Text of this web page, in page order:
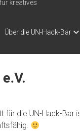
kreatives
Über die UN-Hack-Bar
für die UN-Hack-Bar